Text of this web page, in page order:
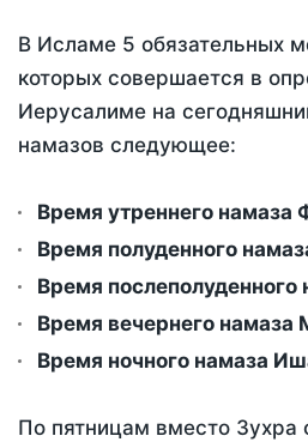
В Исламе 5 обязательных
которых совершается в
Иерусалиме на
намазов следующее:
Время утреннего намаза
Время полуденного
Время послеполуденного
Время вечернего намаза
Время ночного намаза
По пятницам вместо Зухра